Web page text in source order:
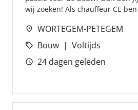
wij zoeken! Als chauffeur CE
WORTEGEM-PETEGEM
Bouw
Voltijds
24 dagen geleden